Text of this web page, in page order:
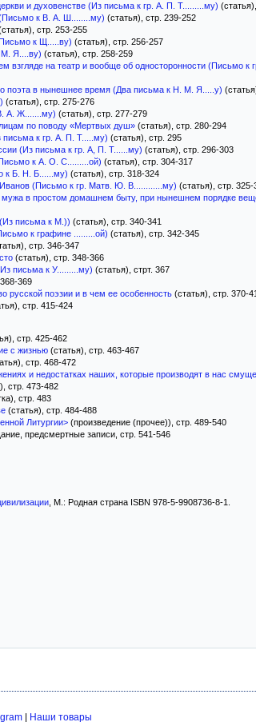
и духовенстве (Из письма к гр. А. П. Т.........му)
к В. А. Ш........му) (статья), стр. 239-252
стр. 253-255
к Щ.....ву) (статья), стр. 256-257
М. Я....ву) (статья), стр. 258-259
взгляде на театр и вообще об односторонности (Письмо к
поэта в нынешнее время (Два письма к Н. М. Я.....у)
(статья), стр. 275-276
А. Ж.......му) (статья), стр. 277-279
по поводу «Мертвых душ» (статья), стр. 280-294
к гр. А. П. Т.....му) (статья), стр. 295
(Из письма к гр. А, П. Т......му) (статья), стр. 296-303
к А. О. С.........ой) (статья), стр. 304-317
к Б. Н. Б......му) (статья), стр. 318-324
(Письмо к гр. Матв. Ю. В............му) (статья), стр. 325-
в простом домашнем быту, при нынешнем порядке
письма к М.)) (статья), стр. 340-341
к графине .........ой) (статья), стр. 342-345
стр. 346-347
(статья), стр. 348-366
письма к У.........му) (статья), стрт. 367
369
русской поэзии и в чем ее особенность (статья), стр. 370-
стр. 415-424
стр. 425-462
с жизнью (статья), стр. 463-467
стр. 468-472
и недостатках наших, которые производят в нас
стр. 473-482
стр. 483
(статья), стр. 484-488
Литургии> (произведение (прочее)), стр. 489-540
предсмертные записи, стр. 541-546
, М.: Родная страна ISBN 978-5-9908736-8-1.
Наши товары